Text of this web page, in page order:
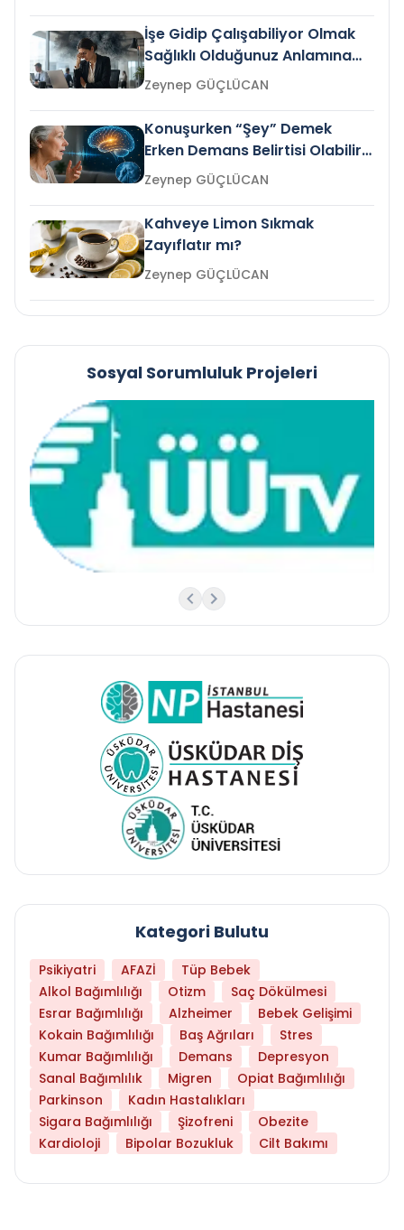
İşe Gidip Çalışabiliyor Olmak
Sağlıklı Olduğunuz Anlamına
Gelir mi?Zeynep GÜÇLÜCAN
Konuşurken “Şey” Demek
Erken Demans Belirtisi Olabilir
mi?
Zeynep GÜÇLÜCAN
Kahveye Limon Sıkmak
Zayıflatır mı?
Zeynep GÜÇLÜCAN
Sosyal Sorumluluk Projeleri
Kategori Bulutu
Psikiyatri AFAZİ
Tüp Bebek
Alkol Bağımlılığı
Otizm
Saç Dökülmesi
Esrar Bağımlılığı
Alzheimer
Bebek Gelişimi
Kokain Bağımlılığı
Baş Ağrıları
Stres
Kumar Bağımlılığı
Demans
Depresyon
Sanal Bağımlılık
Migren
Opiat Bağımlılığı
Parkinson
Kadın Hastalıkları
Sigara Bağımlılığı
Şizofreni
Obezite
Kardioloji
Bipolar Bozukluk Cilt Bakımı